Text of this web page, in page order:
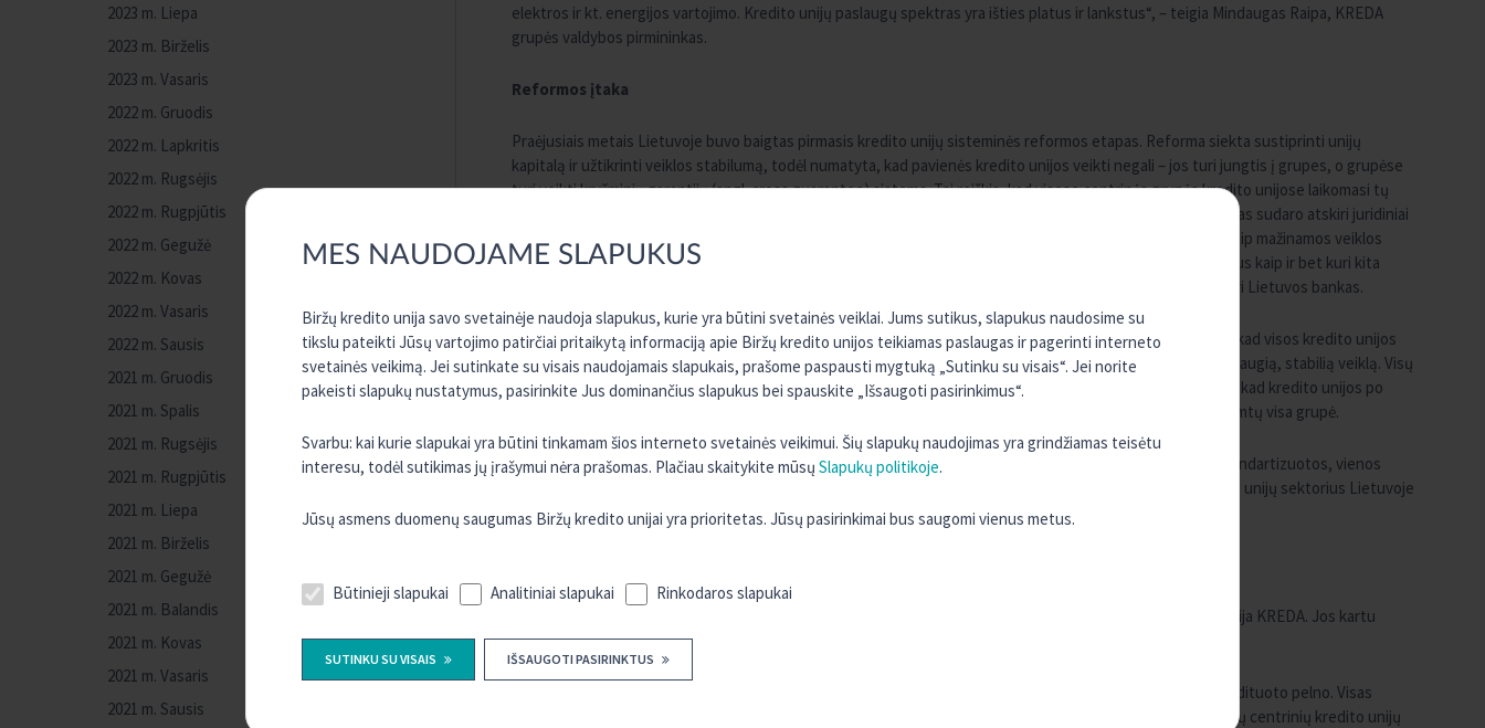
MES NAUDOJAME SLAPUKUS
Biržų kredito unija savo svetainėje naudoja slapukus, kurie yra būtini svetainės veiklai. Jums sutikus, slapukus naudosime su
tikslu pateikti Jūsų vartojimo patirčiai pritaikytą informaciją apie Biržų kredito unijos teikiamas paslaugas ir pagerinti interneto
svetainės veikimą. Jei sutinkate su visais naudojamais slapukais, prašome paspausti mygtuką „Sutinku su visais“. Jei norite
pakeisti slapukų nustatymus, pasirinkite Jus dominančius slapukus bei spauskite „Išsaugoti pasirinkimus“.
Svarbu: kai kurie slapukai yra būtini tinkamam šios interneto svetainės veikimui. Šių slapukų naudojimas yra grindžiamas teisėtu
interesu, todėl sutikimas jų įrašymui nėra prašomas. Plačiau skaitykite mūsų Slapukų politikoje.
Jūsų asmens duomenų saugumas Biržų kredito unijai yra prioritetas. Jūsų pasirinkimai bus saugomi vienus metus.
Būtinieji slapukai Analitiniai slapukai Rinkodaros slapukai
SUTINKU SU VISAIS IŠSAUGOTI PASIRINKTUS
elektros ir kt. energijos vartojimo. Kredito unijų paslaugų spektras yra išties platus ir lankstus“, – teigia Mindaugas Raipa, KREDA
grupės valdybos pirmininkas.
Reformos įtaka
Praėjusiais metais Lietuvoje buvo baigtas pirmasis kredito unijų sisteminės reformos etapas. Reforma siekta sustiprinti unijų
kapitalą ir užtikrinti veiklos stabilumą, todėl numatyta, kad pavienės kredito unijos veikti negali – jos turi jungtis į grupes, o grupėse
turi veikti kryžminių garantijų (angl. cross guarantee) sistema. Tai reiškia, kad visose centrinės grupės kredito unijose laikomasi tų
pačių metodikų, veiklos modelio, procedūrų. Kredito unijų grupės veikia panašiai kaip ir įmonių grupės, nes jas sudaro atskiri juridiniai
vienetai. Centrinės kredito unijos prižiūri ir įpareigoja kredito unijas laikytis tam tikrų veiklos reikalavimų – taip mažinamos veiklos
rizikos ir didinamos galimybės augti. Šiuo metu kredito unijų veikla atitinka tuos pačius europinius standartus kaip ir bet kuri kita
finansų įstaiga, įskaitant bankus. Taip pat kredito unijų, kaip ir kitų Lietuvoje veikiančių bankų, veiklą prižiūri Lietuvos bankas.
LBA nariai reformą vertina labiausiai dėl to, kad įvyko unijų veiklos modelio perkrovimas. Reforma apibrėžė, kad visos kredito unijos
privalo priklausyti kuriai nors centrinei kredito unijai, kuri atlieka esminį vaidmenį, užtikrinant kredito unijų saugią, stabilią veiklą. Visų
kredito unijų veiklą prižiūri centrinė kredito unija ir Lietuvos bankas. Minėtos kryžminės garantijos užtikrina, kad kredito unijos po
reformos negali bankrutuoti, nes vienai unijai susidūrus su laikinais sunkumais, finansinę atsakomybę prisiimtų visa grupė.
Dabar suprantama, kad rizikos vertinimo metodikos, kitos procedūros ir tvarkos visose unijose turi būti standartizuotos, vienos
grupės vienijamos unijos turi veikti solidariai, be to, įvertinama centrinės unijos reikšmė ir lyderystė. Kredito unijų sektorius Lietuvoje
veikia jau 30 metų ir yra jau žinomas gyventojams, tačiau siekiama dar didesnio visuomenės pasitikėjimo.
Lietuvoje veikia dvi centrinės kredito unijų grupės – LKU kredito unijų grupė ir Jungtinė centrinė kredito unija KREDA. Jos kartu
vienija 59 kredito unijas, veikiančias įvairiuose šalies miestuose ir mažesniuose miesteliuose.
Lietuvos banko duomenimis, per 2024 m. pirmąjį pusmetį kredito unijų sektorius uždirbo 8,74 mln. Eur neaudituoto pelno. Visas
uždirbtas pelnas skiriamas stiprinti kredito unijų kapitalą, kad unijos galėtų toliau plėsti veiklos apimtį. Abiejų centrinių kredito unijų
2023 m. Liepa
2023 m. Birželis
2023 m. Vasaris
2022 m. Gruodis
2022 m. Lapkritis
2022 m. Rugsėjis
2022 m. Rugpjūtis
2022 m. Gegužė
2022 m. Kovas
2022 m. Vasaris
2022 m. Sausis
2021 m. Gruodis
2021 m. Spalis
2021 m. Rugsėjis
2021 m. Rugpjūtis
2021 m. Liepa
2021 m. Birželis
2021 m. Gegužė
2021 m. Balandis
2021 m. Kovas
2021 m. Vasaris
2021 m. Sausis